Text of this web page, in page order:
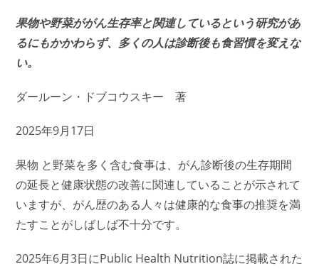
ク
リ
ス
マ
ャ
果物や野菜ががん生存率と関連しているという研究があ
るにもかかわらず、多くの人は診断後も食習慣を変えな
い。
ダールーン・ドブコウスキー 著
2025年9月17日
果物 と野菜を多く含む食事は、がん診断後の生存期間
の延長と健康状態の改善に関連していることが示されて
いますが、がん歴のある人々は健康的な食事の推奨を満
たすことがしばしば不十分です。
2025年6月3日にPublic Health Nutrition誌に掲載された